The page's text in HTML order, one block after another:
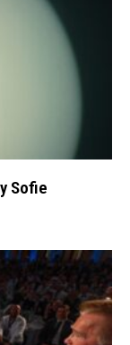
Sofie